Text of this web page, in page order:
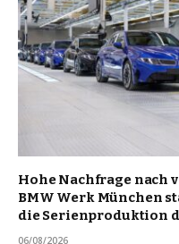
Hohe Nachfrage nach
BMW Werk München
die Serienproduktion
06/08/2026